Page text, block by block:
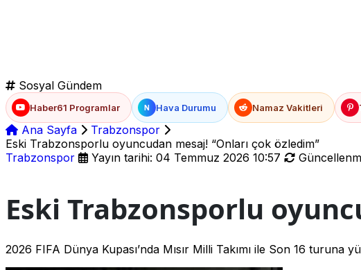
Sosyal Gündem
Haber61 Programlar N Hava Durumu Namaz Vakitleri
Ana Sayfa
Trabzonspor
Eski Trabzonsporlu oyuncudan mesaj! “Onları çok özledim”
Trabzonspor
Yayın tarihi: 04 Temmuz 2026 10:57
Eski Trabzonsporlu
2026 FIFA Dünya Kupası’nda Mısır Milli Takımı ile Son 16